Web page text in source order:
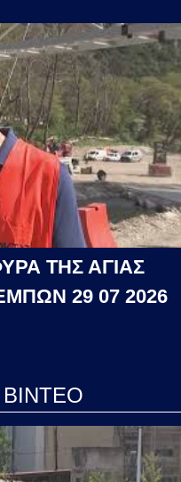
ΤΗΣ ΑΓΙΑΣ
29 07 2026